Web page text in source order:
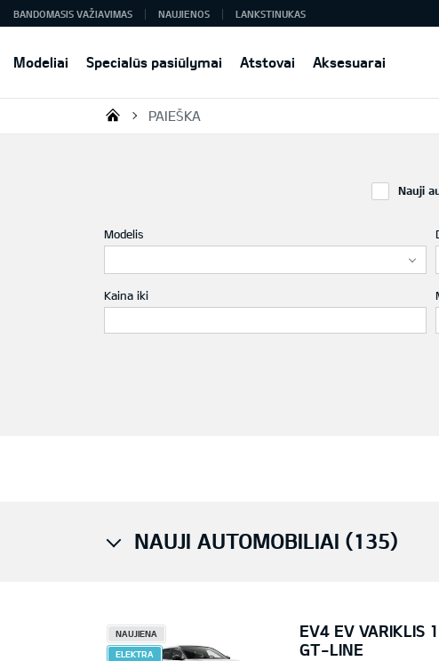
Modeliai Specialūs pasiūlymai Atstovai Aksesuarai
BANDOMASIS VAŽIAVIMAS NAUJIENOS LANKSTINUKAS
KIA AUTO AS
PAIEŠKA
Nauji
Modelis
Kaina iki
NAUJI AUTOMOBILIAI (135)
EV4 EV VARIKLIS
GT-LINE
NAUJIENA
ELEKTRA